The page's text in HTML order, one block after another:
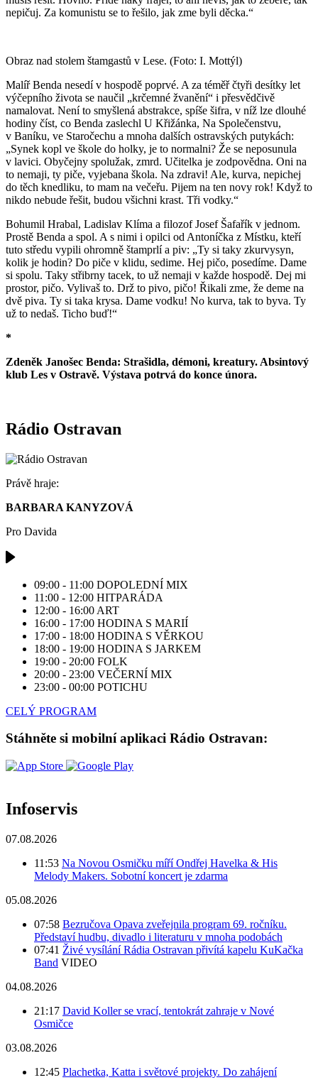
nepičuj. Za komunistu se to řešilo, jak zme byli děcka.“
Obraz nad stolem štamgastů v Lese. (Foto: I. Mottýl)
Malíř Benda nesedí v hospodě poprvé. A za téměř čtyři desítky let
výčepního života se naučil „krčemné žvanění“ i přesvědčivě
namalovat. Není to smyšlená abstrakce, spíše šifra, v níž lze dlouhé
hodiny číst, co Benda zaslechl U Křižánka, Na Společenstvu,
v Baníku, ve Staročechu a mnoha dalších ostravských putykách:
„Synek kopl ve škole do holky, je to normalni? Že se neposunula
v lavici. Obyčejny spolužak, zmrd. Učitelka je zodpovědna. Oni na
to nemaji, ty piče, vyjebana škola. Na zdravi! Ale, kurva, nepichej
do těch knedliku, to mam na večeřu. Pijem na ten novy rok! Když to
nikdo nebude řešit, budou všichni krast. Tři vodky.“
Bohumil Hrabal, Ladislav Klíma a filozof Josef Šafařík v jednom.
Prostě Benda a spol. A s nimi i opilci od Antoníčka z Místku, kteří
tuto středu vypili ohromně štamprlí a piv: „Ty si taky zkurvysyn,
kolik je hodin? Do piče v klidu, sedime. Hej pičo, posedíme. Dame
si spolu. Taky střibrny tacek, to už nemaji v každe hospodě. Dej mi
prostor, pičo. Vylivaš to. Drž to pivo, pičo! Řikali zme, že deme na
dvě piva. Ty si taka krysa. Dame vodku! No kurva, tak to byva. Ty
už to nedaš. Ticho buď!“
*
Zdeněk Janošec Benda: Strašidla, démoni, kreatury. Absintový
klub Les v Ostravě. Výstava potrvá do konce února.
Rádio Ostravan
Právě hraje:
BARBARA KANYZOVÁ
Pro Davida
09:00 - 11:00 DOPOLEDNÍ MIX
11:00 - 12:00 HITPARÁDA
12:00 - 16:00 ART
16:00 - 17:00 HODINA S MARIÍ
17:00 - 18:00 HODINA S VĚRKOU
18:00 - 19:00 HODINA S JARKEM
19:00 - 20:00 FOLK
20:00 - 23:00 VEČERNÍ MIX
23:00 - 00:00 POTICHU
CELÝ PROGRAM
Stáhněte si mobilní aplikaci Rádio Ostravan:
Infoservis
07.08.2026
11:53 Na Novou Osmičku míří Ondřej Havelka & His
Melody Makers. Sobotní koncert je zdarma
05.08.2026
07:58 Bezručova Opava zveřejnila program 69. ročníku.
Představí hudbu, divadlo i literaturu v mnoha podobách
07:41 Živé vysílání Rádia Ostravan přivítá kapelu KuKačka
Band VIDEO
04.08.2026
21:17 David Koller se vrací, tentokrát zahraje v Nové
Osmičce
03.08.2026
12:45 Plachetka, Katta i světové projekty. Do zahájení